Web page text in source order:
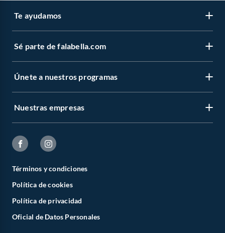
Te ayudamos
Sé parte de falabella.com
Únete a nuestros programas
Nuestras empresas
Términos y condiciones
Política de cookies
Política de privacidad
Oficial de Datos Personales